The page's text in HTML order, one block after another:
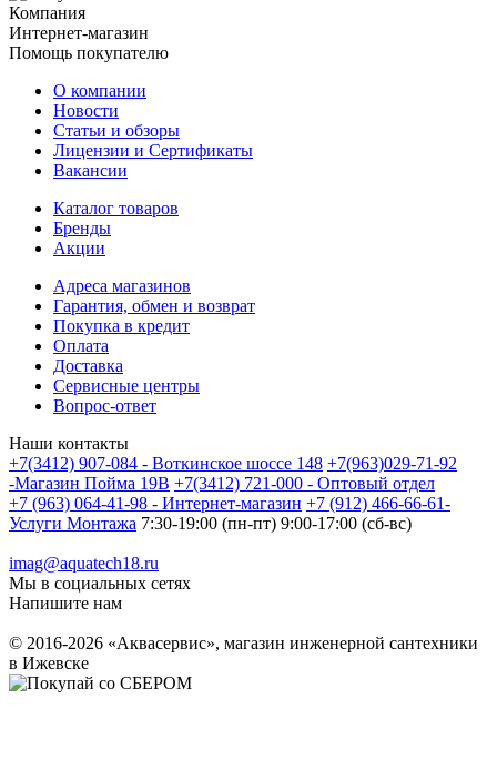
Компания
Интернет-магазин
Помощь покупателю
О компании
Новости
Статьи и обзоры
Лицензии и Сертификаты
Вакансии
Каталог товаров
Бренды
Акции
Адреса магазинов
Гарантия, обмен и возврат
Покупка в кредит
Оплата
Доставка
Сервисные центры
Вопрос-ответ
Наши контакты
+7(3412) 907-084 - Воткинское шоссе 148 +7(963)029-71-92
-Магазин Пойма 19В +7(3412) 721-000 - Оптовый отдел
+7 (963) 064-41-98 - Интернет-магазин +7 (912) 466-66-61-
Услуги Монтажа 7:30-19:00 (пн-пт) 9:00-17:00 (сб-вс)
imag@aquatech18.ru
Мы в социальных сетях
Напишите нам
© 2016-2026 «Аквасервис», магазин инженерной сантехники
в Ижевске